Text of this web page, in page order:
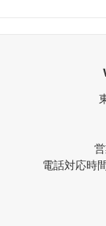
電話対応時